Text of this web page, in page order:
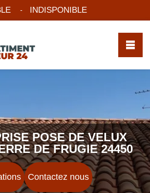
- INDISPONIBLE
POSE DE VELUX
DE FRUGIE 24450
Contactez nous